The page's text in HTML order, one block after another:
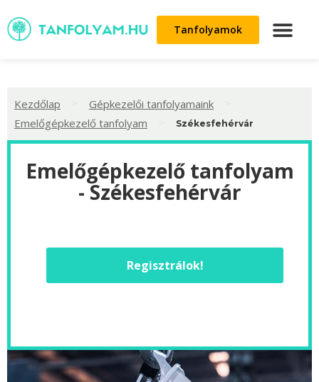
Tanfolyamok
Kezdőlap Gépkezelői tanfolyamaink
Emelőgépkezelő tanfolyam Székesfehérvár
Emelőgépkezelő tanfolyam
- Székesfehérvár
Regisztrálok!